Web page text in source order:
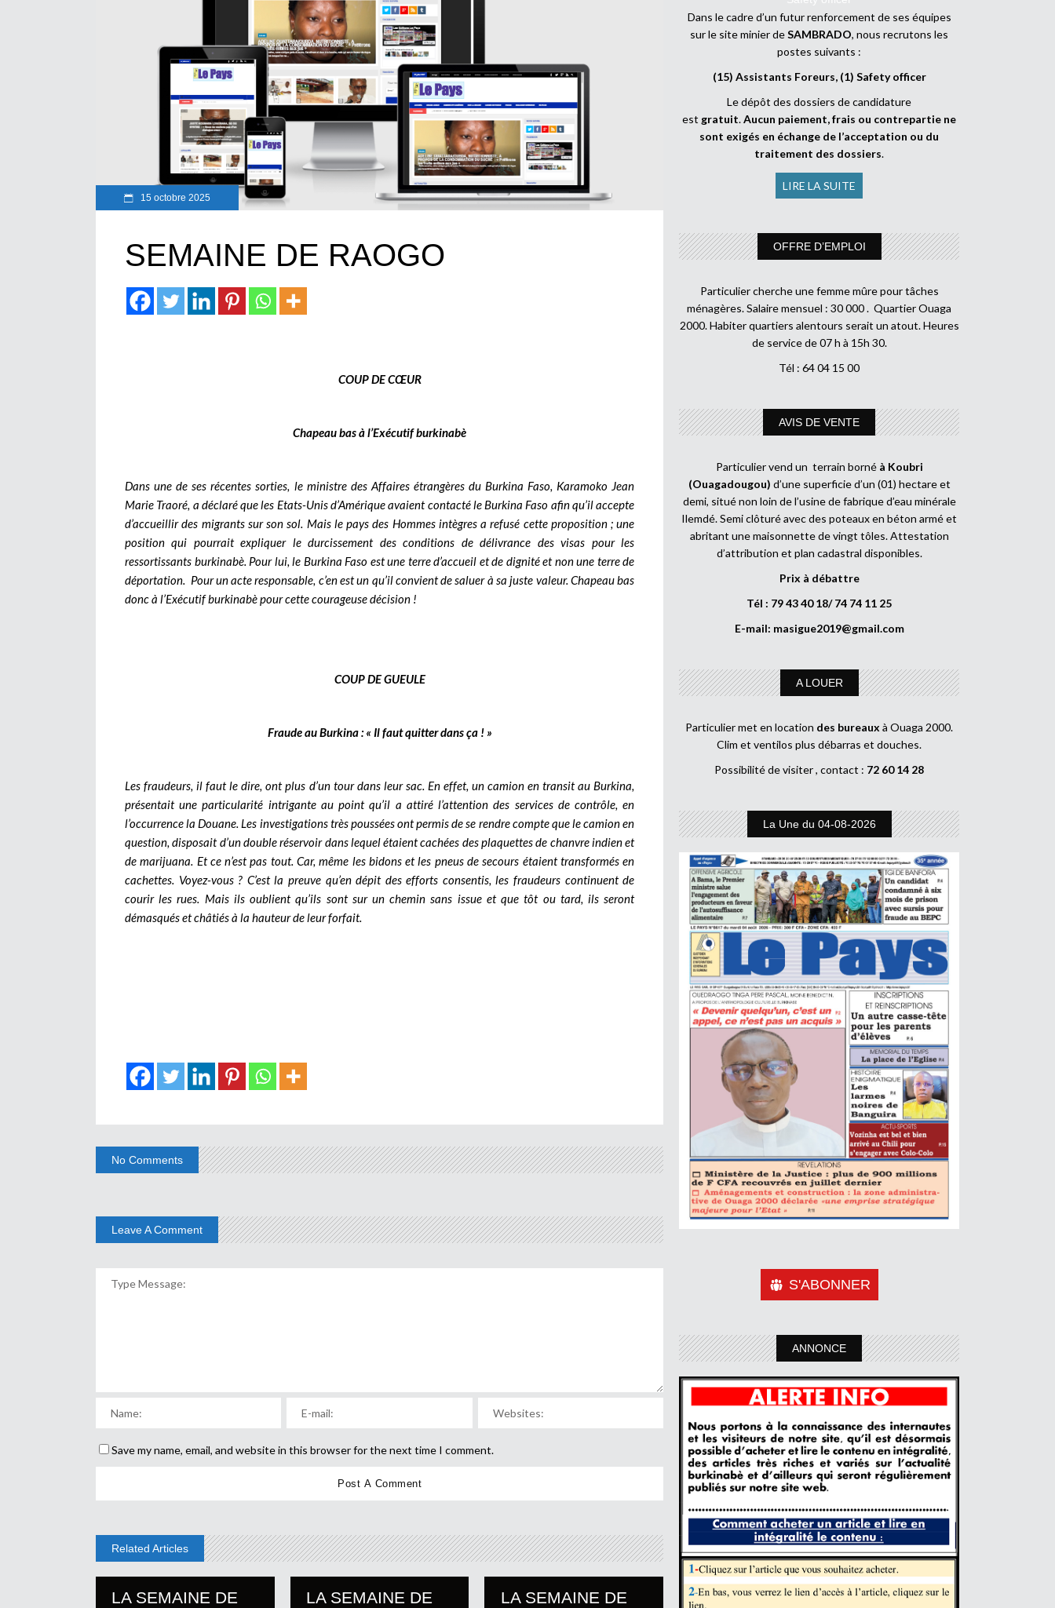
15 octobre 2025
SEMAINE DE RAOGO
COUP DE CŒUR
Chapeau bas à l’Exécutif burkinabè
Dans une de ses récentes sorties, le ministre des Affaires étrangères du Burkina Faso, Karamoko Jean
Marie Traoré, a déclaré que les Etats-Unis d’Amérique avaient contacté le Burkina Faso afin qu’il accepte
d’accueillir des migrants sur son sol. Mais le pays des Hommes intègres a refusé cette proposition ; une
position qui pourrait expliquer le durcissement des conditions de délivrance des visas pour les
ressortissants burkinabè. Pour lui, le Burkina Faso est une terre d’accueil et de dignité et non une terre de
déportation. Pour un acte responsable, c’en est un qu’il convient de saluer à sa juste valeur. Chapeau bas
donc à l’Exécutif burkinabè pour cette courageuse décision !
COUP DE GUEULE
Fraude au Burkina : « Il faut quitter dans ça ! »
Les fraudeurs, il faut le dire, ont plus d’un tour dans leur sac. En effet, un camion en transit au Burkina,
présentait une particularité intrigante au point qu’il a attiré l’attention des services de contrôle, en
l’occurrence la Douane. Les investigations très poussées ont permis de se rendre compte que le camion en
question, disposait d’un double réservoir dans lequel étaient cachées des plaquettes de chanvre indien et
de marijuana. Et ce n’est pas tout. Car, même les bidons et les pneus de secours étaient transformés en
cachettes. Voyez-vous ? C’est la preuve qu’en dépit des efforts consentis, les fraudeurs continuent de
courir les rues. Mais ils oublient qu’ils sont sur un chemin sans issue et que tôt ou tard, ils seront
démasqués et châtiés à la hauteur de leur forfait.
No Comments
Leave A Comment
Save my name, email, and website in this browser for the next time I comment.
Related Articles
LA SEMAINE DE
LA SEMAINE DE
LA SEMAINE DE
Dans le cadre d’un futur renforcement de ses équipes
sur le site minier deSAMBRADO, nous recrutons les
postes suivants :
(15) Assistants Foreurs, (1) Safety officer
Le dépôt des dossiers de candidature
est gratuit.Aucun paiement, frais ou contrepartie ne
sont exigés en échange de l’acceptation ou du
traitement des dossiers.
LIRE LA SUITE
OFFRE D’EMPLOI
Particulier cherche une femme mûre pour tâches
ménagères. Salaire mensuel : 30 000 . Quartier Ouaga
2000. Habiter quartiers alentours serait un atout. Heures
de service de 07 h à 15h 30.
Tél : 64 04 15 00
AVIS DE VENTE
Particulier vend un terrain borné à Koubri
(Ouagadougou) d’une superficie d’un (01) hectare et
demi, situé non loin de l’usine de fabrique d’eau minérale
Ilemdé. Semi clôturé avec des poteaux en béton armé et
abritant une maisonnette de vingt tôles. Attestation
d’attribution et plan cadastral disponibles.
Prix à débattre
Tél : 79 43 40 18/ 74 74 11 25
E-mail: masigue2019@gmail.com
A LOUER
Particulier met en location des bureaux à Ouaga 2000.
Clim et ventilos plus débarras et douches.
Possibilité de visiter , contact : 72 60 14 28
La Une du 04-08-2026
S'ABONNER
ANNONCE